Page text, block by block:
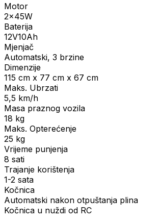
Motor
2x45W
Baterija
12V10Ah
Mjenjač
Automatski, 3 brzine
Dimenzije
115 cm x 77 cm x 67 cm
Maks. Ubrzati
5,5 km/h
Masa praznog vozila
18 kg
Maks. Opterećenje
25 kg
Vrijeme punjenja
8 sati
Trajanje korištenja
1-2 sata
Kočnica
Automatski nakon otpuštanja plina
Kočnica u nuždi od RC